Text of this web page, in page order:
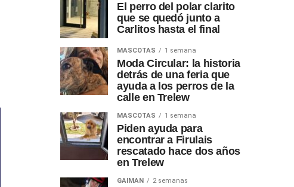
El perro del polar clarito
que se quedó junto a
Carlitos hasta el final
MASCOTAS 1 semana
Moda Circular: la historia
detrás de una feria que
ayuda a los perros de la
calle en Trelew
MASCOTAS 1 semana
Piden ayuda para
encontrar a Firulais
rescatado hace dos años
en Trelew
GAIMAN 2 semanas